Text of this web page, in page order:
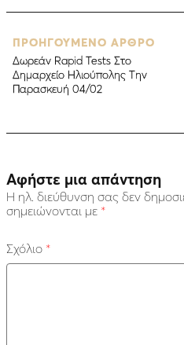
ΠΡΟΗΓΟΥΜΕΝΟ ΑΡΘΡΟ
Δωρεάν Rapid Tests Στο
Δημαρχείο Ηλιούπολης Την
Παρασκευή 04/02
Αφήστε μια απάντηση
Η ηλ. διεύθυνση σας δεν
σημειώνονται με *
Σχόλιο *